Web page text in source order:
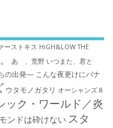
ーストキス HiGH&LOW THE
あゝ、荒野 いつまた、君と
の出発― こんな夜更けにバナ
ウタモノガタリ オーシャンズ８
ック・ワールド／炎
ンドは砕けない スタ